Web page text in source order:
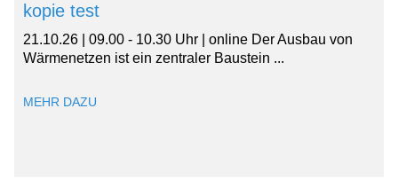
kopie test
21.10.26 | 09.00 - 10.30 Uhr | online Der Ausbau von
Wärmenetzen ist ein zentraler Baustein ...
MEHR DAZU